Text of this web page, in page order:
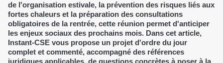
de l'organisation estivale, la prévention des risques liés aux
fortes chaleurs et la préparation des consultations
obligatoires de la rentrée, cette réunion permet d'anticiper
les enjeux sociaux des prochains mois. Dans cet article,
Instant-CSE vous propose un projet d'ordre du jour
complet et commenté, accompagné des références
juridiques applicables, de questions concrètes à poser à la